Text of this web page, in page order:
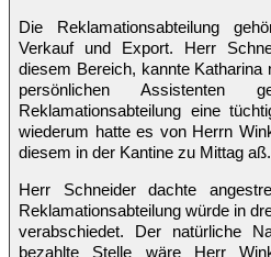
Die Reklamationsabteilung
Verkauf und Export. Herr
diesem Bereich, kannte Katharina
persönlichen
Reklamationsabteilung eine
wiederum hatte es von Herrn
diesem in der Kantine zu Mittag aß.
Herr Schneider dachte
Reklamationsabteilung würde in
verabschiedet. Der natürliche
bezahlte Stelle wäre Herr